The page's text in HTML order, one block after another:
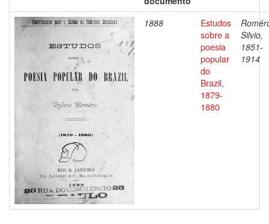
1888
Estudos
sobre a
poesia
popular
do
Brazil,
1879-
1880
Silvio,
1851-
1914